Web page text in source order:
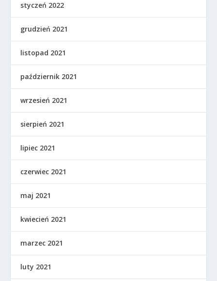
styczeń 2022
grudzień 2021
listopad 2021
październik 2021
wrzesień 2021
sierpień 2021
lipiec 2021
czerwiec 2021
maj 2021
kwiecień 2021
marzec 2021
luty 2021